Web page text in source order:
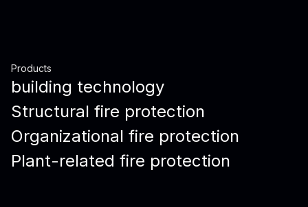
Products
building technology
Structural fire protection
Organizational fire protection
Plant-related fire protection